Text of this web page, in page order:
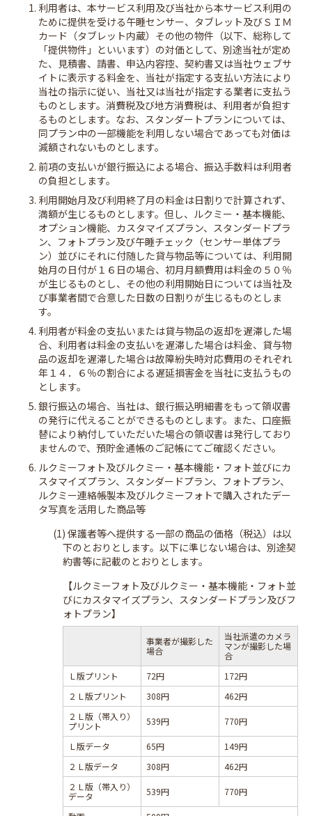
1. 利用者は、本サービス利用及び当社から本サービス利用の
ために提供を受ける午睡センサー、タブレット及びＳＩＭ
カード（タブレット内蔵）その他の物件（以下、総称して
「提供物件」といいます）の対価として、別途当社が定め
た、見積書、請書、申込内容控、契約書又は当社ウェブサ
イトに表示する料金を、当社が指定する支払い方法により
当社の指示に従い、当社又は当社が指定する業者に支払う
ものとします。消費税及び地方消費税は、利用者が負担す
るものとします。なお、スタンダートプランについては、
同プラン中の一部機能を利用しない場合であっても対価は
減額されないものとします。
2. 前項の支払いが銀行振込による場合、振込手数料は利用者
の負担とします。
3. 利用開始月及び利用終了月の料金は日割りで計算されず、
満額が生じるものとします。但し、ルクミー・基本機能、
オプション機能、カスタマイズプラン、スタンダードプラ
ン、フォトプラン及び午睡チェック（センサー単体プラ
ン）並びにそれに付随した貸与物品等については、利用開
始月の日付が１６日の場合、初月月額費用は料金の５０％
が生じるものとし、その他の利用開始日については当社及
び事業者間で合意した日数の日割りが生じるものとしま
す。
4. 利用者が料金の支払いまたは貸与物品の返却を遅滞した場
合、利用者は料金の支払いを遅滞した場合は料金、貸与物
品の返却を遅滞した場合は故障紛失時対応費用のそれぞれ
年１４．６％の割合による遅延損害金を当社に支払うもの
とします。
5. 銀行振込の場合、当社は、銀行振込明細書をもって領収書
の発行に代えることができるものとします。また、口座振
替により納付していただいた場合の領収書は発行しており
ませんので、預貯金通帳のご記帳にてご確認ください。
6. ルクミーフォト及びルクミー・基本機能・フォト並びにカ
スタマイズプラン、スタンダードプラン、フォトプラン、
ルクミー連絡帳製本及びルクミーフォトで購入されたデー
タ写真を活用した商品等
(1) 保護者等へ提供する一部の商品の価格（税込）は以
下のとおりとします。以下に準じない場合は、別途契
約書等に記載のとおりとします。
【ルクミーフォト及びルクミー・基本機能・フォト並
びにカスタマイズプラン、スタンダードプラン及びフ
ォトプラン】
事業者が撮影した
場合
当社派遣のカメラ
マンが撮影した場
合
Ｌ版プリント
72円
172円
２Ｌ版プリント
308円
462円
２Ｌ版（帯入り）
プリント
539円 770円
Ｌ版データ 65円
149円
２Ｌ版データ
308円
462円
２Ｌ版（帯入り）
データ
539円 770円